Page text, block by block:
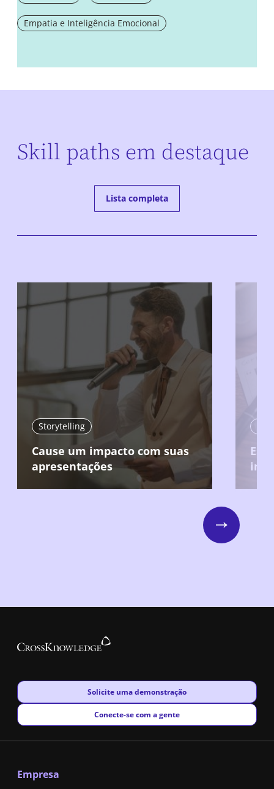
Empatia e Inteligência Emocional
Skill paths em destaque
Lista completa
Storytelling
Cause um impacto com suas
apresentações
Next
New window
Solicite uma demonstração
New window
Conecte-se com a gente
Empresa